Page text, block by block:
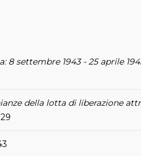
8 settembre 1943 - 25 aprile
della lotta di liberazione